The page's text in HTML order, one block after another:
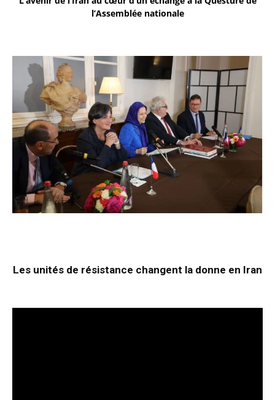
l’Assemblée nationale
Les unités de résistance changent la donne en Iran